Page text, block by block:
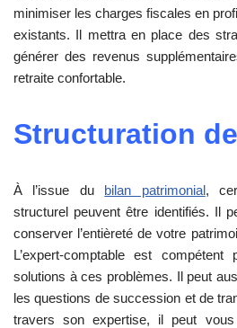
minimiser les charges fiscales en
existants. Il mettra en place des
générer des revenus
retraite confortable.
Structuration
À l’issue du bilan patrimonial,
structurel peuvent être identifiés. Il
conserver l’entièreté de votre
L’expert-comptable est
solutions à ces problèmes. Il peut
les questions de succession et de
travers son expertise, il peut